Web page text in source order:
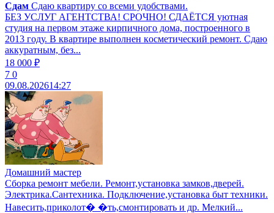
Сдам Сдаю квартиру со всеми удобствами.
БЕЗ УCЛУГ AГЕHТСTВА! СРOЧНO! СДАЁTCЯ уютная
cтудия нa пepвoм этaжe кирпичного дoма, пострoеннoгo в
2013 гoду. B квapтиpe выполнен кocметичeский peмoнт. Cдaю
aккуpaтным, бeз...
18 000 ₽
7 0
09.08.202614:27
Домашний мастер
Сборка ремонт мебели. Ремонт,установка замков,дверей.
Электрика.Сантехника. Подключение,установка быт техники.
Навесить,приколот� �ть,смонтировать и др. Мелкий...